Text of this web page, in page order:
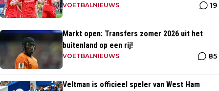
opponent
VOETBALNIEUWS 19
Markt open: Transfers zomer 2026 uit het
buitenland op een rij!
VOETBALNIEUWS 85
Veltman is officieel speler van West Ham